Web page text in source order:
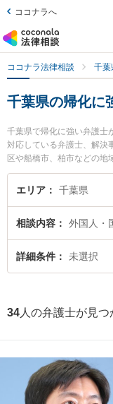
ココナラへ
ココナラ法律相談 千葉
千葉県の帰化に
千葉県で帰化に強い弁護士
対応している弁護士、解決
区や船橋市、柏市などの地
に関係する国際離婚やハー
もでき便利です。特に松
や夜間に発生した帰化の
ラブル解決の実績豊富な近
法律相談できる千葉県内
エリア 千葉県
相談内容 外国人・
詳細条件 未選択
34 人の弁護士が見つ